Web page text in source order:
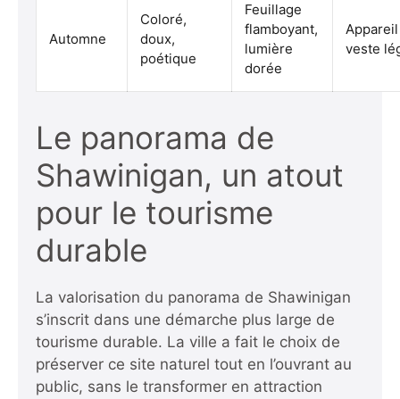
Automne
Coloré,
doux,
poétique
Feuillage
flamboyant,
lumière
dorée
veste
Le panorama de
Shawinigan, un atout
pour le tourisme
durable
La valorisation du panorama de Shawinigan
s’inscrit dans une démarche plus large de
tourisme durable. La ville a fait le choix de
préserver ce site naturel tout en l’ouvrant au
public, sans le transformer en attraction